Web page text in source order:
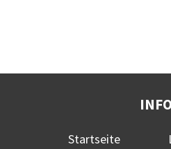
INFO
Startseite